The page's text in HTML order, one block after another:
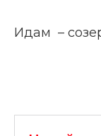
Идам –